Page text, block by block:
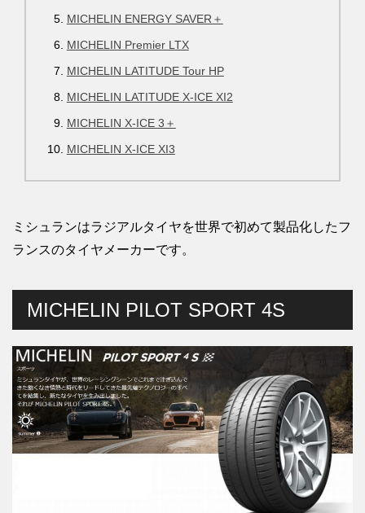
MICHELIN ENERGY SAVER＋
MICHELIN Premier LTX
MICHELIN LATITUDE Tour HP
MICHELIN LATITUDE X-ICE XI2
MICHELIN X-ICE 3＋
MICHELIN X-ICE XI3
ミシュランはラジアルタイヤを世界で初めて製品化したフ
ランスのタイヤメーカーです。
MICHELIN PILOT SPORT 4S